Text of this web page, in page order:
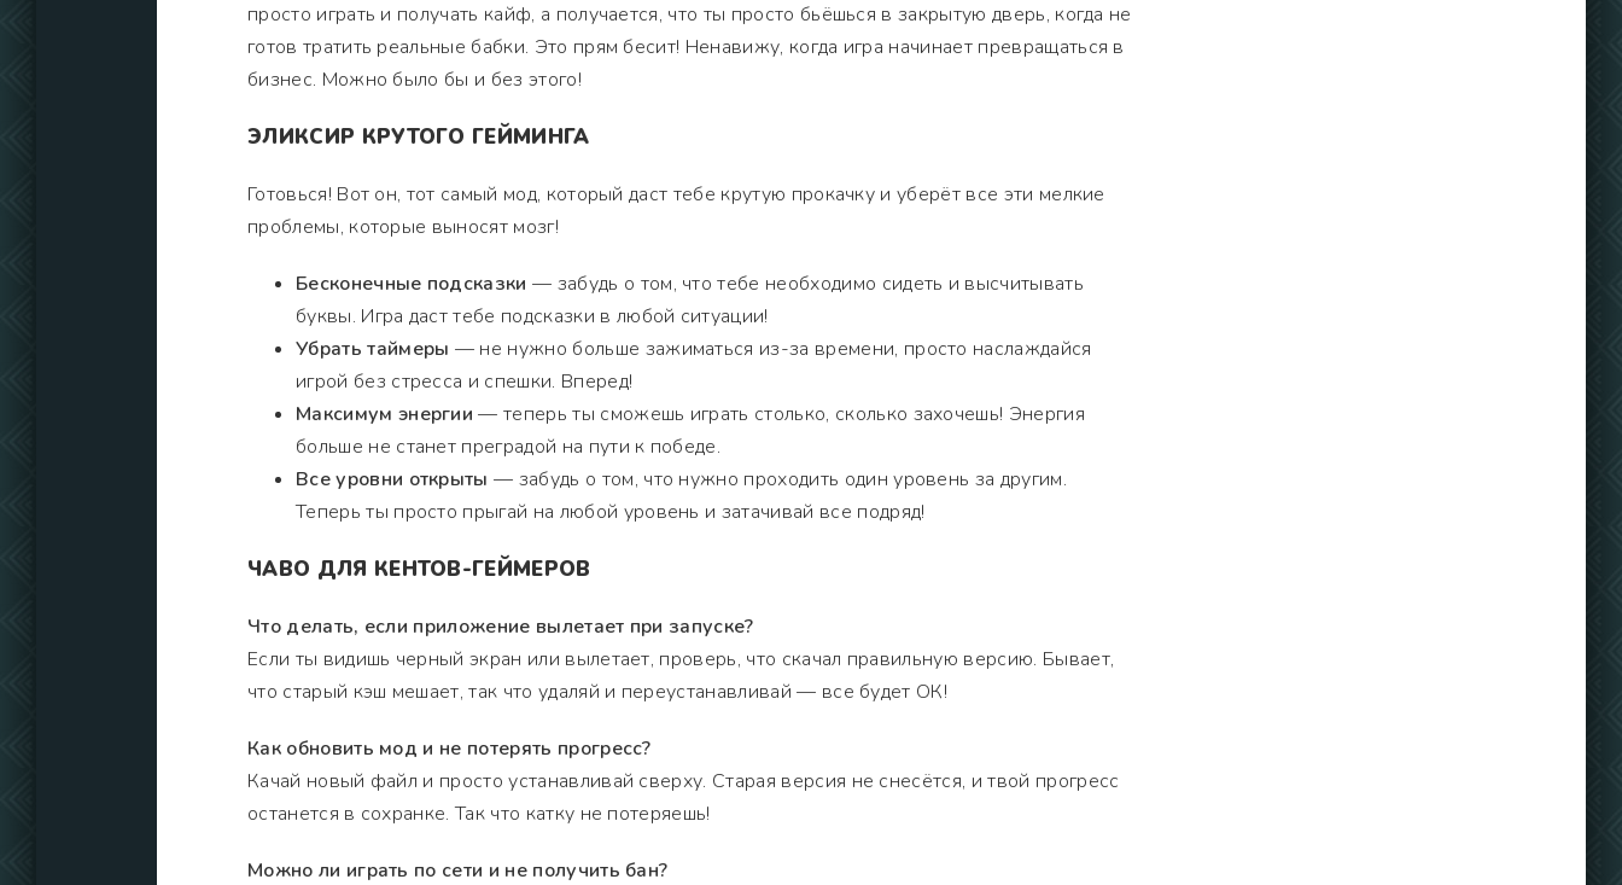
просто играть и получать кайф, а получается, что ты просто бьёшься в закрытую дверь, когда не
готов тратить реальные бабки. Это прям бесит! Ненавижу, когда игра начинает превращаться в
бизнес. Можно было бы и без этого!
ЭЛИКСИР КРУТОГО ГЕЙМИНГА
Готовься! Вот он, тот самый мод, который даст тебе крутую прокачку и уберёт все эти мелкие
проблемы, которые выносят мозг!
Бесконечные подсказки — забудь о том, что тебе необходимо сидеть и высчитывать
буквы. Игра даст тебе подсказки в любой ситуации!
Убрать таймеры — не нужно больше зажиматься из-за времени, просто наслаждайся
игрой без стресса и спешки. Вперед!
Максимум энергии — теперь ты сможешь играть столько, сколько захочешь! Энергия
больше не станет преградой на пути к победе.
Все уровни открыты — забудь о том, что нужно проходить один уровень за другим.
Теперь ты просто прыгай на любой уровень и затачивай все подряд!
ЧАВО ДЛЯ КЕНТОВ-ГЕЙМЕРОВ
Что делать, если приложение вылетает при запуске?
Если ты видишь черный экран или вылетает, проверь, что скачал правильную версию. Бывает,
что старый кэш мешает, так что удаляй и переустанавливай — все будет ОК!
Как обновить мод и не потерять прогресс?
Качай новый файл и просто устанавливай сверху. Старая версия не снесётся, и твой прогресс
останется в сохранке. Так что катку не потеряешь!
Можно ли играть по сети и не получить бан?